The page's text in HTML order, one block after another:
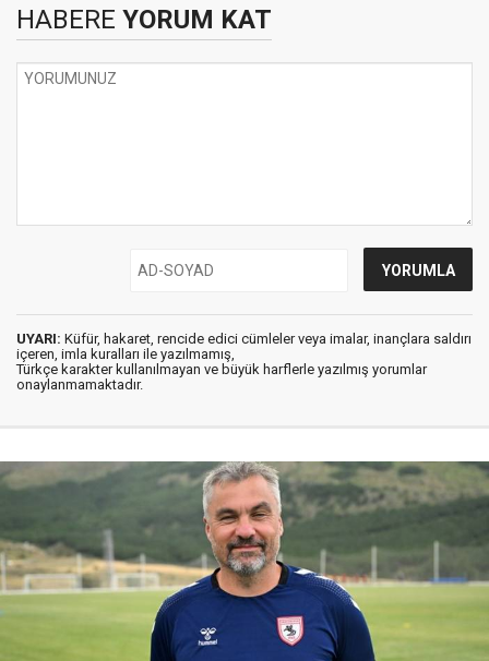
HABERE YORUM KAT
UYARI: Küfür, hakaret, rencide edici cümleler veya imalar, inançlara saldırı
içeren, imla kuralları ile yazılmamış,
Türkçe karakter kullanılmayan ve büyük harflerle yazılmış yorumlar
onaylanmamaktadır.